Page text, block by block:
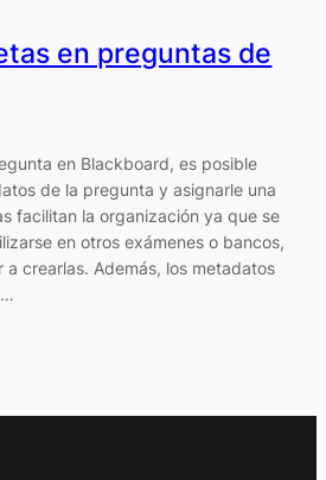
en preguntas de
en Blackboard, es posible
de la pregunta y asignarle una
facilitan la organización ya que se
en otros exámenes o bancos,
crearlas. Además, los metadatos